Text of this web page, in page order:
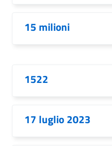
15 milioni
1522
17 luglio 2023